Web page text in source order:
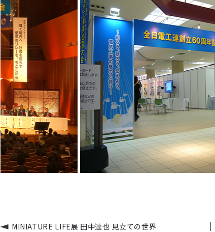
MINIATURE LIFE展 田中達也 見立ての世界